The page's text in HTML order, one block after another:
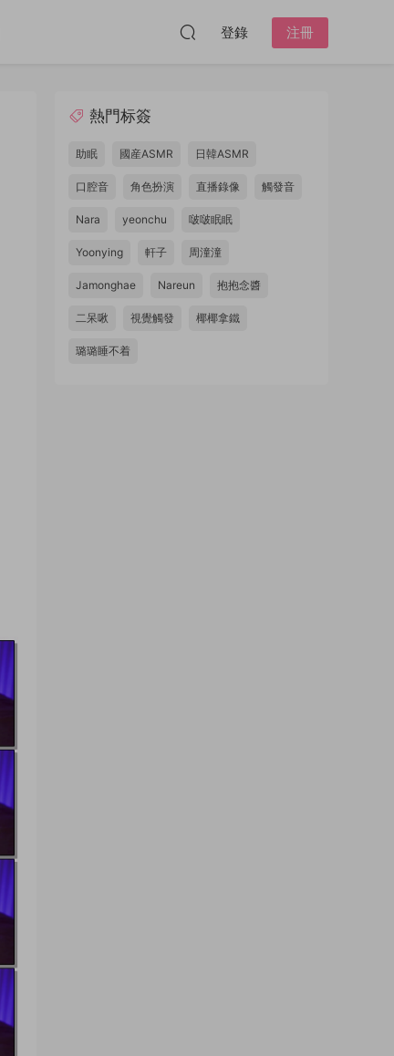
登錄 注冊
熱門标簽
助眠 國産ASMR 日韓ASMR
口腔音 角色扮演 直播錄像 觸發音
Nara yeonchu 啵啵眠眠
Yoonying 軒子 周潼潼
Jamonghae Nareun 抱抱念醬
二呆啾 視覺觸發 椰椰拿鐵
璐璐睡不着